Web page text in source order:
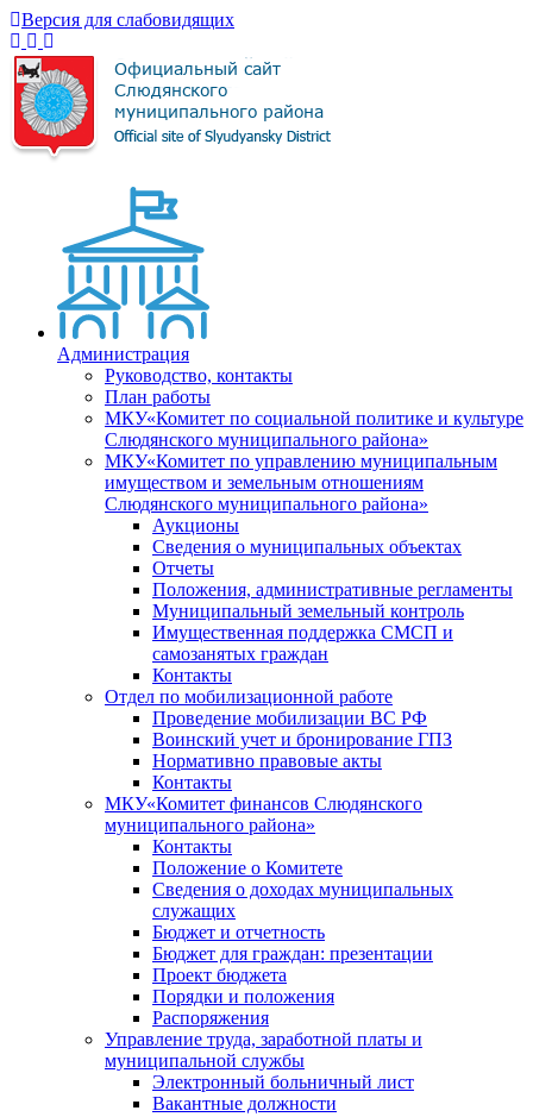
Версия для слабовидящих
Администрация
Руководство, контакты
План работы
МКУ«Комитет по социальной политике и культуре
Слюдянского муниципального района»
МКУ«Комитет по управлению муниципальным
имуществом и земельным отношениям
Слюдянского муниципального района»
Аукционы
Сведения о муниципальных объектах
Отчеты
Положения, административные регламенты
Муниципальный земельный контроль
Имущественная поддержка СМСП и
самозанятых граждан
Контакты
Отдел по мобилизационной работе
Проведение мобилизации ВС РФ
Воинский учет и бронирование ГПЗ
Нормативно правовые акты
Контакты
МКУ«Комитет финансов Слюдянского
муниципального района»
Контакты
Положение о Комитете
Сведения о доходах муниципальных
служащих
Бюджет и отчетность
Бюджет для граждан: презентации
Проект бюджета
Порядки и положения
Распоряжения
Управление труда, заработной платы и
муниципальной службы
Электронный больничный лист
Вакантные должности